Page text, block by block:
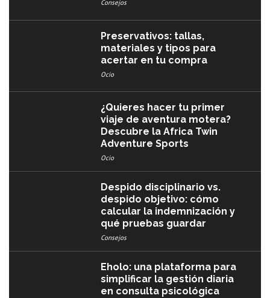
Consejos
Preservativos: tallas,
materiales y tipos para
acertar en tu compra
Ocio
¿Quieres hacer tu primer
viaje de aventura motera?
Descubre la Africa Twin
Adventure Sports
Ocio
Despido disciplinario vs.
despido objetivo: cómo
calcular la indemnización y
qué pruebas guardar
Consejos
Eholo: una plataforma para
simplificar la gestión diaria
en consulta psicológica